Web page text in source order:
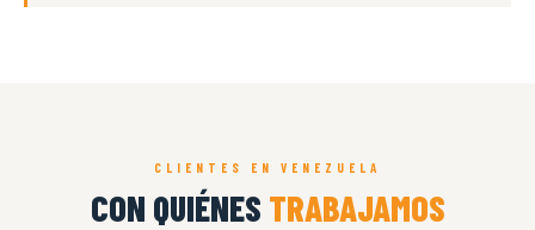
CLIENTES EN VENEZUELA
CON QUIÉNES TRABAJAMOS